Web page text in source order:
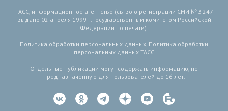
ТАСС, информационное агентство (св-во о регистрации СМИ № 3 247
выдано 02 апреля 1999 г. Государственным комитетом Российской
Федерации по печати).
Политика обработки персональных данных, Политика обработки
персональных данных ТАСС
Отдельные публикации могут содержать информацию, не
предназначенную для пользователей до 16 лет.